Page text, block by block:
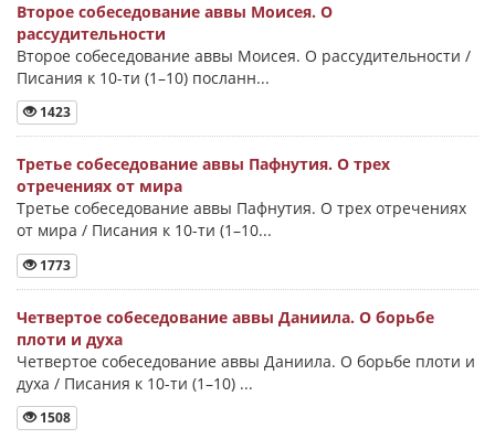
Второе собеседование аввы Моисея. О
рассудительности
Второе собеседование аввы Моисея. О рассудительности /
Писания к 10-ти (1–10) посланн...
1423
Третье собеседование аввы Пафнутия. О трех
отречениях от мира
Третье собеседование аввы Пафнутия. О трех отречениях
от мира / Писания к 10-ти (1–10...
1773
Четвертое собеседование аввы Даниила. О борьбе
плоти и духа
Четвертое собеседование аввы Даниила. О борьбе плоти и
духа / Писания к 10-ти (1–10) ...
1508